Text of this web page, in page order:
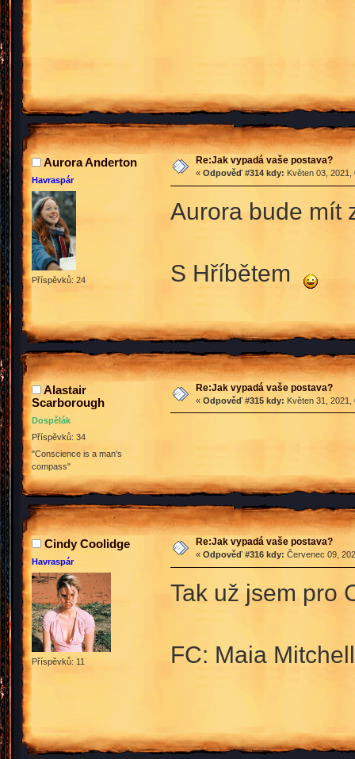
Aurora Anderton
Havraspár
Příspěvků: 24
Re:Jak vypadá vaše postava?
« Odpověď #314 kdy: Květen 03,
Aurora bude mít
S Hříbětem
Alastair
Scarborough
Dospělák
Příspěvků: 34
"Conscience is a man's
compass"
Re:Jak vypadá vaše postava?
« Odpověď #315 kdy: Květen 31, 2021,
Cindy Coolidge
Havraspár
Příspěvků: 11
Re:Jak vypadá vaše postava?
« Odpověď #316 kdy: Červenec 09,
Tak už jsem pro
FC: Maia Mitchell